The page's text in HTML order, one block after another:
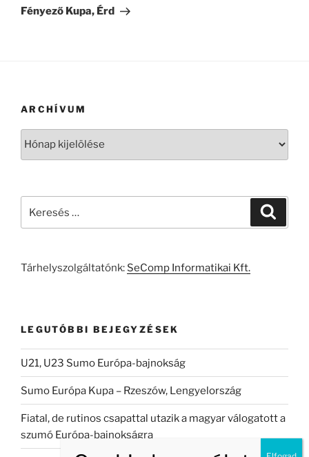
bejegyzés
Fényező Kupa, Érd
ARCHÍVUM
Tárhelyszolgáltatónk: SeComp Informatikai Kft.
LEGUTÓBBI BEJEGYZÉSEK
U21, U23 Sumo Európa-bajnokság
Sumo Európa Kupa – Rzeszów, Lengyelország
Fiatal, de rutinos csapattal utazik a magyar válogatott a
szumó Európa-bajnokságra